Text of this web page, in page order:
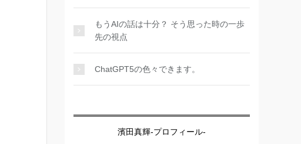
もうAIの話は十分？ そう思った時の一歩
先の視点
ChatGPT5の色々できます。
濱田真輝-プロフィール-